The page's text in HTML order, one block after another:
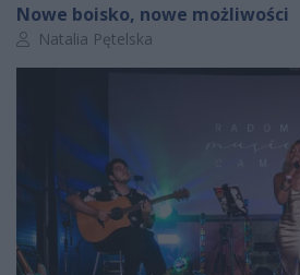
Nowe boisko, nowe możliwości
Autor artykułu:
Natalia Pętelska